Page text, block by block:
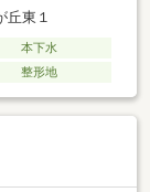
丘東１
本下水
整形地